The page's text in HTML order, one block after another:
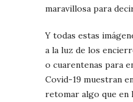
maravillosa para
Y todas estas
a la luz de los
o cuarentenas para
Covid-19 muestran
retomar algo que en